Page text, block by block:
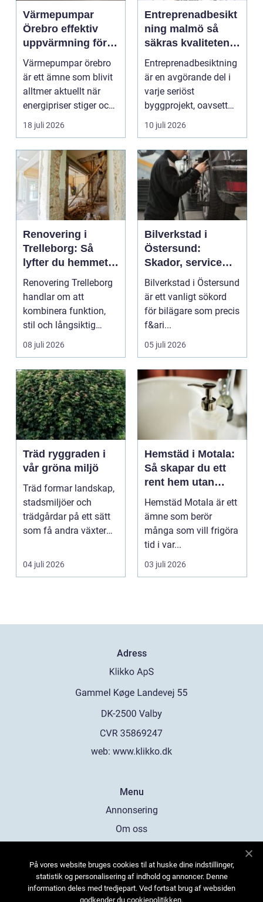
Värmepumpar
Örebro effektiv
uppvärmning för
hus och
fastigheter
Värmepumpar örebro
är ett ämne som blivit
alltmer aktuellt när
energipriser stiger och
fler vill sän...
18 juli 2026
Entreprenadbesikt
ning malmö så
säkras kvaliteten i
byggprojekt
Entreprenadbesiktning
är en avgörande del i
varje seriöst
byggprojekt, oavsett
om det handlar om en
10 juli 2026
Renovering i
Trelleborg: Så
lyfter du hemmet
på ett smart sätt
Renovering Trelleborg
handlar om att
kombinera funktion,
stil och långsiktig
ekonomi i samma p...
08 juli 2026
Bilverkstad i
Östersund:
Skador, service
och smarta val för
din bil
Bilverkstad i Östersund
är ett vanligt sökord
för bilägare som precis
f&ari...
05 juli 2026
Träd ryggraden i
vår gröna miljö
Träd formar landskap,
stadsmiljöer och
trädgårdar på ett sätt
som få andra växter
04 juli 2026
Hemstäd i Motala:
Så skapar du ett
rent hem utan
stress
Hemstäd Motala är ett
ämne som berör
många som vill frigöra
tid i var...
03 juli 2026
Adress
web: www.klikko.dk
Menu
Annonsering
Om oss
Kontakta oss
Sitemap
På vores website bruges cookies til at huske dine indstillinger,
statistik og personalisering af indhold og annoncer. Denne
information deles med tredjepart. Ved fortsat brug af websiden
godkender du cookiepolitikken.